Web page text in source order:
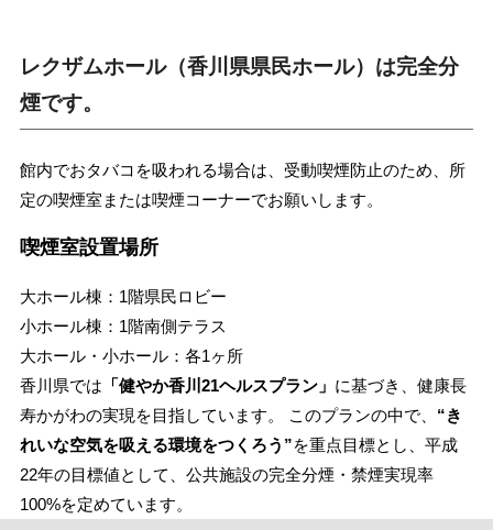
レクザムホール（香川県県民ホール）は完全分
煙です。
館内でおタバコを吸われる場合は、受動喫煙防止のため、所
定の喫煙室または喫煙コーナーでお願いします。
喫煙室設置場所
大ホール棟：1階県民ロビー
小ホール棟：1階南側テラス
大ホール・小ホール：各1ヶ所
香川県では 「健やか香川21ヘルスプラン」 に基づき、健康長
寿かがわの実現を目指しています。 このプランの中で、 “き
れいな空気を吸える環境をつくろう”を重点目標とし、平成
22年の目標値として、公共施設の完全分煙・禁煙実現率
100%を定めています。